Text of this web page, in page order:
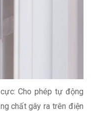
Cho phép tự động
chất gây ra trên điện